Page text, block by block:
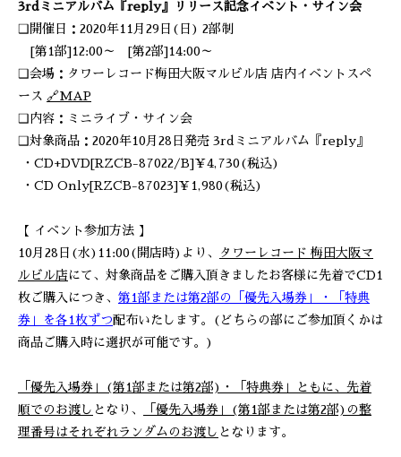
3rdミニアルバム『reply』リリース記念イベント・サイン会
❑開催日：2020年11月29日(日) 2部制
[第1部]12:00～ [第2部]14:00～
❑会場：タワーレコード梅田大阪マルビル店 店内イベントスペ
ース 🔗MAP
❑内容：ミニライブ・サイン会
❑対象商品：2020年10月28日発売 3rdミニアルバム『reply』
・CD+DVD[RZCB-87022/B]￥4,730(税込)
・CD Only[RZCB-87023]￥1,980(税込)
【 イベント参加方法 】
10月28日(水)11:00(開店時)より、
タワーレコード 梅田大阪マ
ルビル店 にて、対象商品をご購入頂きましたお客様に先着でCD1
枚ご購入につき、 第1部または第2部の 「優先入場券」 ・
「特典
券」を各1枚ずつ配布いたします。(どちらの部にご参加頂くかは
商品ご購入時に選択が可能です。)
「優先入場券」(第1部または第2部)・「特典券」ともに、先着
順でのお渡し となり、
「優先入場券」(第1部または第2部)の整
理番号はそれぞれランダムのお渡し となります。